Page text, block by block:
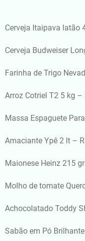
Cerveja Itaipava latão
Cerveja Budweiser
Farinha de Trigo
Arroz Cotriel T2 5 kg –
Massa Espaguete
Amaciante Ypê 2 lt –
Maionese Heinz 215
Molho de tomate
Achocolatado Toddy
Sabão em Pó